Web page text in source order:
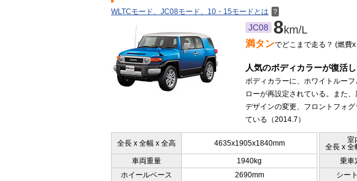
WLTCモード、JC08モード、10・15モードとは ？
JC08 8km/L
満タンでどこまで走る？ (燃費
人気のボディカラーが復活
ボディカラーに、ホワイトルー
ローが再設定されている。また
デザインの変更、フロントフォ
ている（2014.7）
全長 x 全幅 x 全高 4635x1905x1840mm
室
全長 x 全
車両重量 1940kg 乗車
ホイールベース
2690mm シー